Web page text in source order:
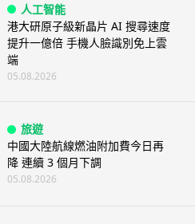
人工智能
港大研原子級新晶片 AI 搜尋速度
提升一億倍 手機人臉識別免上雲
端
05.08.2026
旅遊
中國大陸航線燃油附加費今日再
降 連續 3 個月下調
05.08.2026